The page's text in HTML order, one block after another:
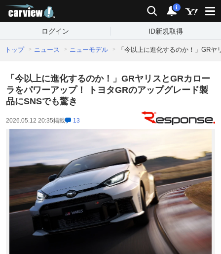
検索 通知
i
ログイン ID新規取得
トップ ニュース ニューモデル 「今以上に進化するのか！」GR
「今以上に進化するのか！」GRヤリスとGRカロー
ラをパワーアップ！ トヨタGRのアップグレード製
品にSNSでも驚き
2026.05.12 20:35掲載 13